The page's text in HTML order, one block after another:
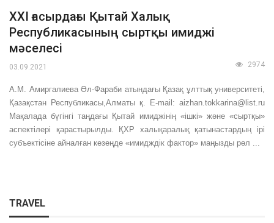
ХХІ ғасырдағы Қытай Халық
Республикасының сыртқы имиджі
мәселесі
03.09.2021 2974
А.М. Амиргалиева Әл-Фараби атындағы Қазақ ұлттық университеті,
Қазақстан Республикасы,Алматы қ. E-mail: aizhan.tokkarina@list.ru
Мақалада бүгінгі таңдағы Қытай имиджінің «ішкі» және «сыртқы»
аспектілері қарастырылды. ҚХР халықаралық қатынастардың ірі
субъектісіне айналған кезеңде «имидждік фактор» маңызды рөл ...
TRAVEL